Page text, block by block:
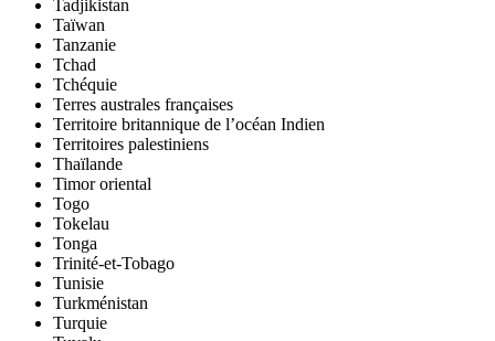
Tadjikistan
Taïwan
Tanzanie
Tchad
Tchéquie
Terres australes françaises
Territoire britannique de l’océan Indien
Territoires palestiniens
Thaïlande
Timor oriental
Togo
Tokelau
Tonga
Trinité-et-Tobago
Tunisie
Turkménistan
Turquie